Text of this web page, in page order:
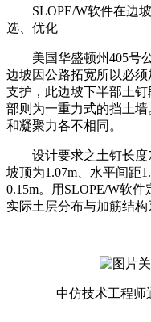
SLOPE/W软件在边
选、优化
美国华盛顿州405号
边坡因公路拓宽所以必
支护，此边坡下半部土钉
部则为一重力式的挡土
和凝聚力各不相同。
设计要求之土钉长度
坡顶为1.07m、水平间距
0.15m。用SLOPE/W软
实际土层分布与加筋结构
中仿技术工程师